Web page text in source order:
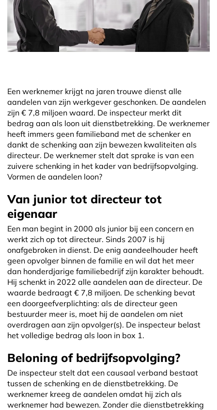
Een werknemer krijgt na jaren trouwe dienst alle
aandelen van zijn werkgever geschonken. De aandelen
zijn € 7,8 miljoen waard. De inspecteur merkt dit
bedrag aan als loon uit dienstbetrekking. De werknemer
heeft immers geen familieband met de schenker en
dankt de schenking aan zijn bewezen kwaliteiten als
directeur. De werknemer stelt dat sprake is van een
zuivere schenking in het kader van bedrijfsopvolging.
Vormen de aandelen loon?
Van junior tot directeur tot
eigenaar
Een man begint in 2000 als junior bij een concern en
werkt zich op tot directeur. Sinds 2007 is hij
onafgebroken in dienst. De enig aandeelhouder heeft
geen opvolger binnen de familie en wil dat het meer
dan honderdjarige familiebedrijf zijn karakter behoudt.
Hij schenkt in 2022 alle aandelen aan de directeur. De
waarde bedraagt € 7,8 miljoen. De schenking bevat
een doorgeefverplichting: als de directeur geen
bestuurder meer is, moet hij de aandelen om niet
overdragen aan zijn opvolger(s). De inspecteur belast
het volledige bedrag als loon in box 1.
Beloning of bedrijfsopvolging?
De inspecteur stelt dat een causaal verband bestaat
tussen de schenking en de dienstbetrekking. De
werknemer kreeg de aandelen omdat hij zich als
werknemer had bewezen. Zonder die dienstbetrekking